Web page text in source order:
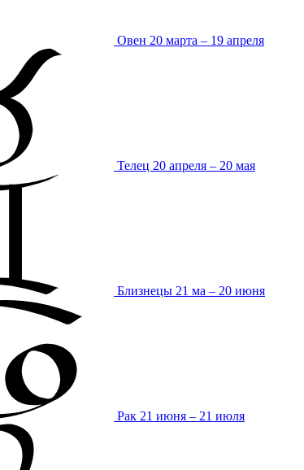
Овен 20 марта – 19 апреля
Телец 20 апреля – 20 мая
Близнецы 21 ма – 20 июня
Рак 21 июня – 21 июля